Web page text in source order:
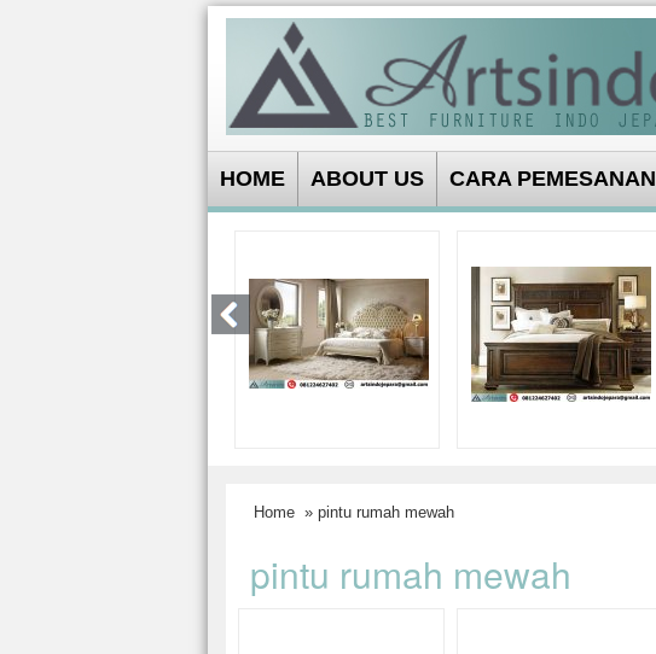
HOME ABOUT US CARA PEMESANAN
Home » pintu rumah mewah
pintu rumah mewah